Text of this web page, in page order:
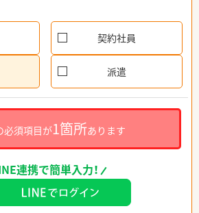
契約社員
派遣
必須項目が1箇所あります
連携で簡単入力！